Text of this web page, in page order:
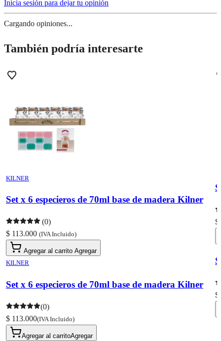
Inicia sesión para dejar tu opinión
Cargando opiniones...
También podría interesarte
KILNER
Set x 6 especieros de 70ml base de madera Kilner
(0)
$ 113.000 (IVA Incluido)
Agregar al carrito Agregar
KILNER
Set x 6 especieros de 70ml base de madera Kilner
(0)
$ 113.000(IVA Incluido)
Agregar al carritoAgregar
$
$